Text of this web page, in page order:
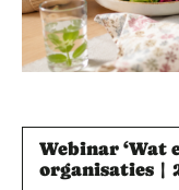
Webinar ‘Wat
organisaties |